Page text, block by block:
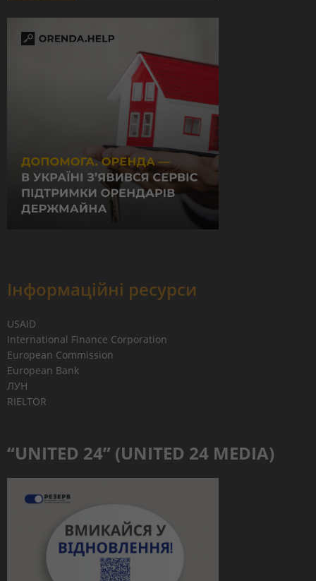
Інформаційні ресурси
USAID
International Finance Corporation
European Commission
European Bank
ЛУН
RIELTOR
“UNITED 24” (UNITED 24 MEDIA)